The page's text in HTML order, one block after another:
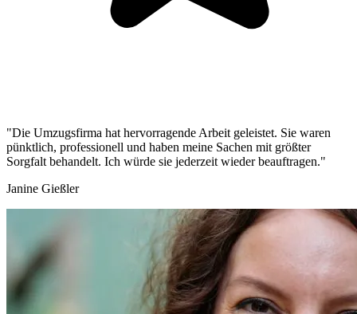
"Die Umzugsfirma hat hervorragende Arbeit geleistet. Sie waren
pünktlich, professionell und haben meine Sachen mit größter
Sorgfalt behandelt. Ich würde sie jederzeit wieder beauftragen."
Janine Gießler